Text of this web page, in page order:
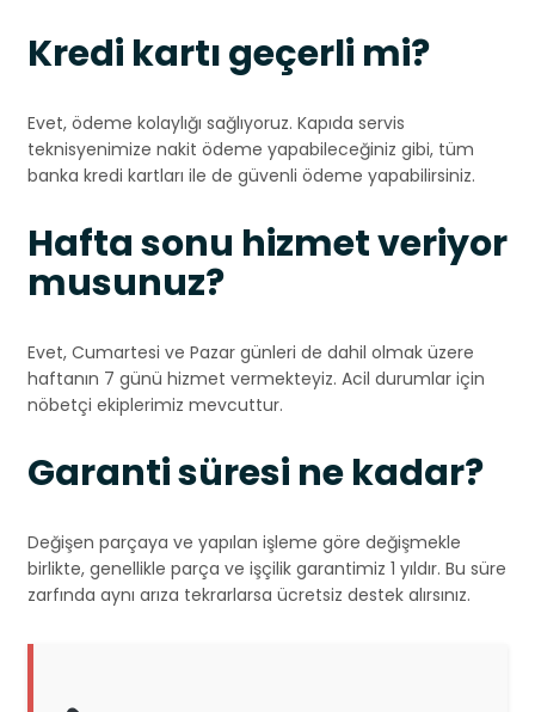
Kredi kartı geçerli mi?
Evet, ödeme kolaylığı sağlıyoruz. Kapıda servis
teknisyenimize nakit ödeme yapabileceğiniz gibi, tüm
banka kredi kartları ile de güvenli ödeme yapabilirsiniz.
Hafta sonu hizmet veriyor
musunuz?
Evet, Cumartesi ve Pazar günleri de dahil olmak üzere
haftanın 7 günü hizmet vermekteyiz. Acil durumlar için
nöbetçi ekiplerimiz mevcuttur.
Garanti süresi ne kadar?
Değişen parçaya ve yapılan işleme göre değişmekle
birlikte, genellikle parça ve işçilik garantimiz 1 yıldır. Bu süre
zarfında aynı arıza tekrarlarsa ücretsiz destek alırsınız.